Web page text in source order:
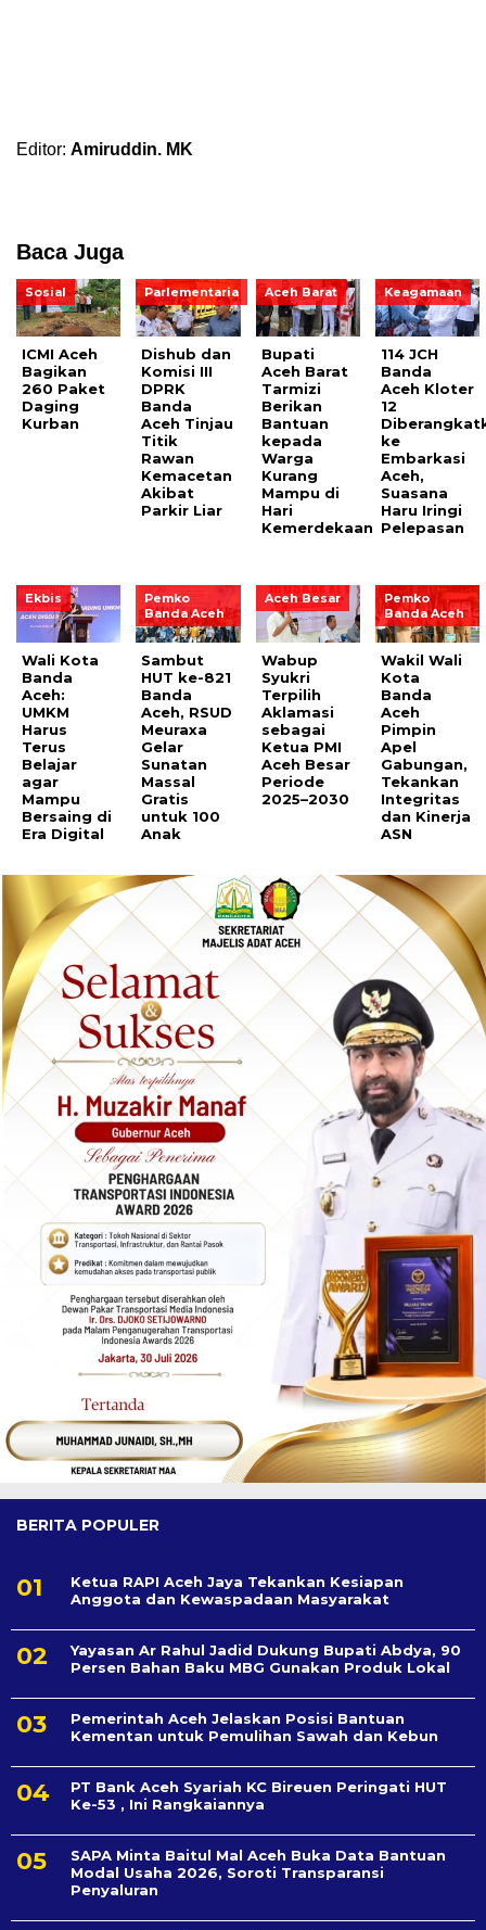
Editor: Amiruddin. MK
Baca Juga
Sosial
ICMI Aceh
Bagikan
260 Paket
Daging
Kurban
Parlementaria
Dishub dan
Komisi III
DPRK
Banda
Aceh Tinjau
Titik
Rawan
Kemacetan
Akibat
Parkir Liar
Aceh Barat
Bupati
Aceh Barat
Tarmizi
Berikan
Bantuan
kepada
Warga
Kurang
Mampu di
Hari
Kemerdekaan
Keagamaan
114 JCH
Banda
Aceh Kloter
12
ke
Embarkasi
Aceh,
Suasana
Haru Iringi
Pelepasan
Ekbis
Wali Kota
Banda
Aceh:
UMKM
Harus
Terus
Belajar
agar
Mampu
Bersaing di
Era Digital
Pemko
Banda Aceh
Sambut
HUT ke-821
Banda
Aceh, RSUD
Meuraxa
Gelar
Sunatan
Massal
Gratis
untuk 100
Anak
Aceh Besar
Wabup
Syukri
Terpilih
Aklamasi
sebagai
Ketua PMI
Aceh Besar
Periode
2025–2030
Pemko
Banda Aceh
Wakil Wali
Kota
Banda
Aceh
Pimpin
Apel
Gabungan,
Tekankan
Integritas
dan Kinerja
ASN
BERITA POPULER
Ketua RAPI Aceh Jaya Tekankan Kesiapan
Anggota dan Kewaspadaan Masyarakat
Yayasan Ar Rahul Jadid Dukung Bupati Abdya, 90
Persen Bahan Baku MBG Gunakan Produk Lokal
Pemerintah Aceh Jelaskan Posisi Bantuan
Kementan untuk Pemulihan Sawah dan Kebun
PT Bank Aceh Syariah KC Bireuen Peringati HUT
Ke-53 , Ini Rangkaiannya
SAPA Minta Baitul Mal Aceh Buka Data Bantuan
Modal Usaha 2026, Soroti Transparansi
Penyaluran